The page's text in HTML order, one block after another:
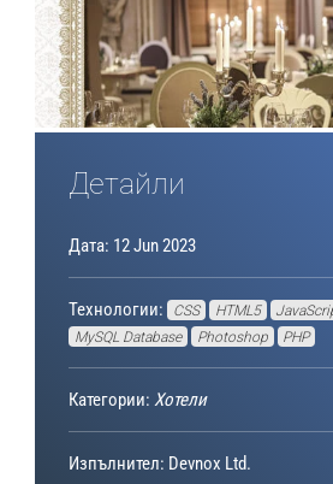
Детайли
Дата: 12 Jun 2023
Технологии: CSS HTML5
MySQL Database
Photoshop PHP
Категории:Хотели
Изпълнител: Devnox Ltd.